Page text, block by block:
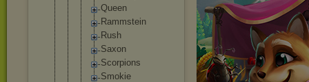
Queen
Rammstein
Rush
Saxon
Scorpions
Smokie